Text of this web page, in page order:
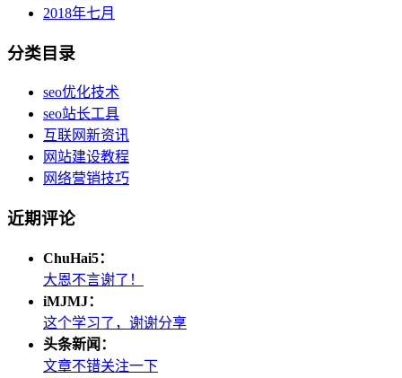
2018年七月
分类目录
seo优化技术
seo站长工具
互联网新资讯
网站建设教程
网络营销技巧
近期评论
ChuHai5：
大恩不言谢了！
iMJMJ：
这个学习了，谢谢分享
头条新闻：
文章不错关注一下